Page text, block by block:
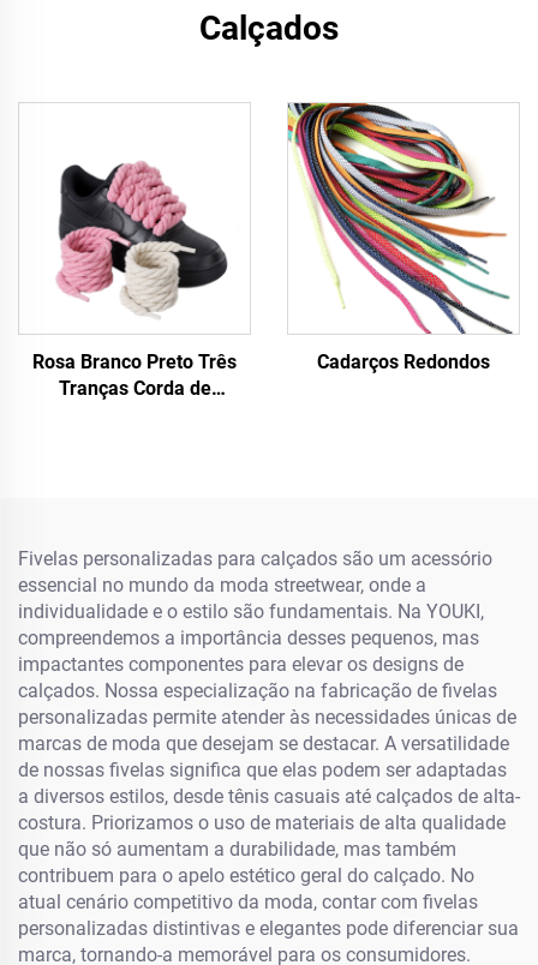
Calçados
Rosa Branco Preto Três
Tranças Corda de
Cadarços Redondos
Fivelas personalizadas para calçados são um acessório
essencial no mundo da moda streetwear, onde a
individualidade e o estilo são fundamentais. Na YOUKI,
compreendemos a importância desses pequenos, mas
impactantes componentes para elevar os designs de
calçados. Nossa especialização na fabricação de fivelas
personalizadas permite atender às necessidades únicas de
marcas de moda que desejam se destacar. A versatilidade
de nossas fivelas significa que elas podem ser adaptadas
a diversos estilos, desde tênis casuais até calçados de alta-
costura. Priorizamos o uso de materiais de alta qualidade
que não só aumentam a durabilidade, mas também
contribuem para o apelo estético geral do calçado. No
atual cenário competitivo da moda, contar com fivelas
personalizadas distintivas e elegantes pode diferenciar sua
marca, tornando-a memorável para os consumidores.